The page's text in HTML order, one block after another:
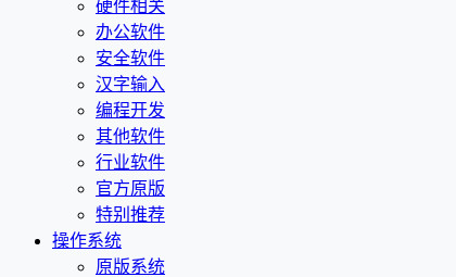
硬件相关
办公软件
安全软件
汉字输入
编程开发
其他软件
行业软件
官方原版
特别推荐
操作系统
原版系统